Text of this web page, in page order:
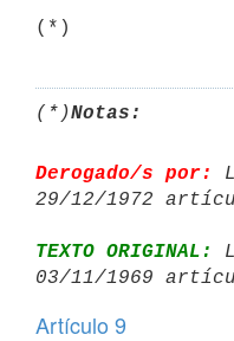
(*)
(*)Notas:
Derogado/s por:
29/12/1972
TEXTO ORIGINAL:
03/11/1969
Artículo 9